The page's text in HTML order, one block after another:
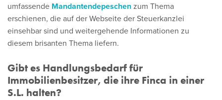
umfassende Mandantendepeschen zum Thema
erschienen, die auf der Webseite der Steuerkanzlei
einsehbar sind und weitergehende Informationen zu
diesem brisanten Thema liefern.
Gibt es Handlungsbedarf für
Immobilienbesitzer, die ihre Finca in einer
S.L. halten?